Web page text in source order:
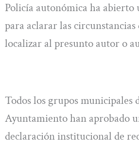
Policía autonómica ha abierto
para aclarar las circunstancias
localizar al presunto autor o
Todos los grupos municipales
Ayuntamiento han aprobado
declaración institucional de